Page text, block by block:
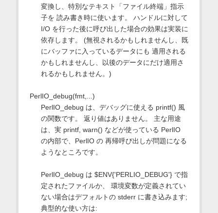
変換し、特別なテキスト「ファイル終端」指示
子を 読み書き時に使います。 ハンドルに対して
I/O を行った後に呼び出した場合の効果は実装に
依存します。 (無視されるかもしれませんし、既
にバッファに入っているデータにも 適用される
かもしれませんし、以後のデータにだけ適用さ
れるかもしれません。)
PerlIO_debug(fmt,...)
PerlIO_debug は、デバッグに使える printf() 風
の関数です。 返り値はありません。 主な用途
は、実 printf, warn() などが使っている PerlIO
の内部で、PerlIO の 再帰呼び出しが問題になる
ようなところです。
PerlIO_debug は $ENV{'PERLIO_DEBUG'} で指
定されたファイルか、 環境変数が定義されてい
ない場合はデフォルトの stderr に書き込みます;
典型的な使い方は: